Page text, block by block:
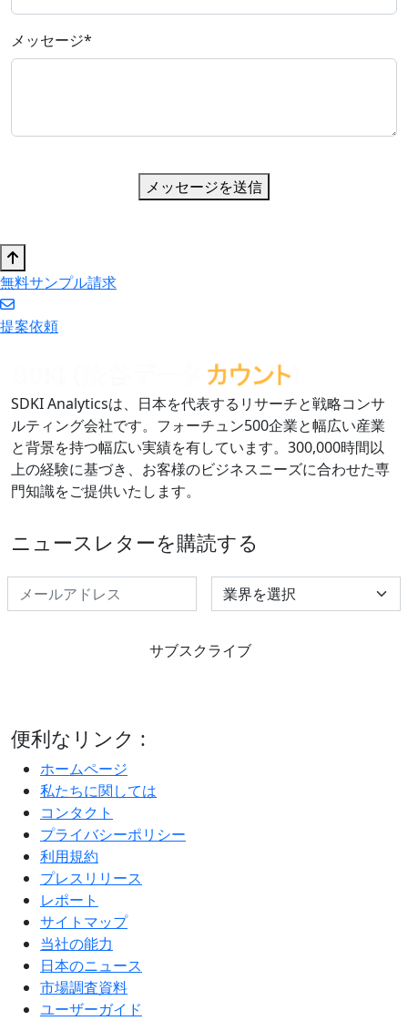
メッセージ*
メッセージを送信
無料サンプル請求
提案依頼
SDKI Analyticsは、日本を代表するリサーチと戦略コンサ
ルティング会社です。フォーチュン500企業と幅広い産業
と背景を持つ幅広い実績を有しています。300,000時間以
上の経験に基づき、お客様のビジネスニーズに合わせた専
門知識をご提供いたします。
ニュースレターを購読する
Select Industry
サブスクライブ
便利なリンク :
ホームページ
私たちに関しては
コンタクト
プライバシーポリシー
利用規約
プレスリリース
レポート
サイトマップ
当社の能力
日本のニュース
市場調査資料
ユーザーガイド